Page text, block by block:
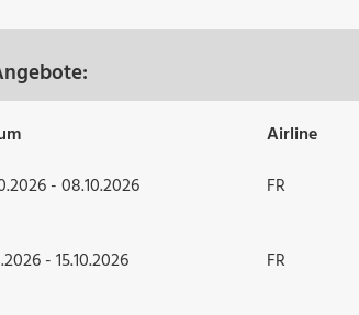
Airline
- 08.10.2026 FR
- 15.10.2026 FR